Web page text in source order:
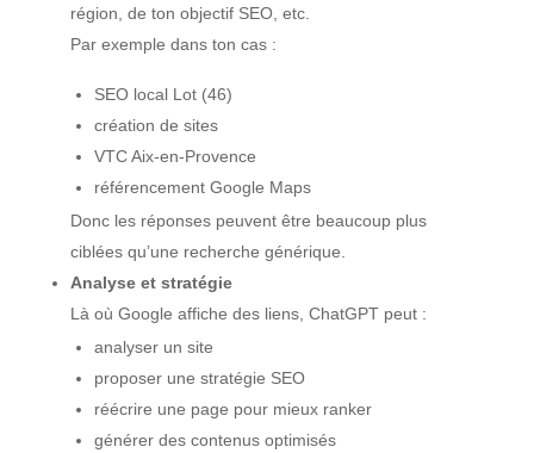
région, de ton objectif SEO, etc.
Par exemple dans ton cas :
SEO local Lot (46)
création de sites
VTC Aix-en-Provence
référencement Google Maps
Donc les réponses peuvent être beaucoup plus
ciblées qu’une recherche générique.
Analyse et stratégie
Là où Google affiche des liens, ChatGPT peut :
analyser un site
proposer une stratégie SEO
réécrire une page pour mieux ranker
générer des contenus optimisés